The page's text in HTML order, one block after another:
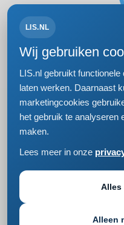
Volg ons op:
Bezoek- en
Einsteinweg 61
2333 CC Leiden
+31 (0)71 5681168
Privacy- en
Responsible disclosure
LIS.NL
Wij gebruiken
LIS.nl gebruikt
laten werken. Daarnaast
marketingcookies
het gebruik te analyseren
maken.
Lees meer in onze
Alles
Alleen